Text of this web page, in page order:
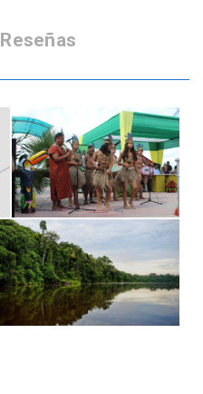
Reseñas